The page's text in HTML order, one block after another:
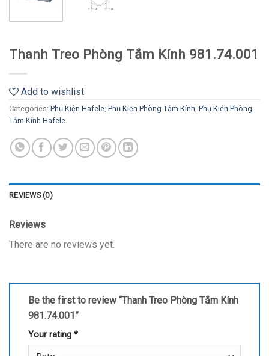
Thanh Treo Phòng Tắm Kính 981.74.001
Add to wishlist
Categories: Phụ Kiện Hafele Phụ Kiện Phòng Tắm Kính Phụ Kiện Phòng
Tắm Kính Hafele
REVIEWS (0)
Reviews
There are no reviews yet.
Be the first to review “Thanh Treo Phòng Tắm Kính
981.74.001”
Your rating *